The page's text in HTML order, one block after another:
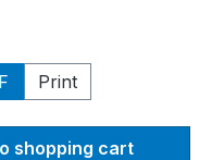
Print
the desired
shopping cart